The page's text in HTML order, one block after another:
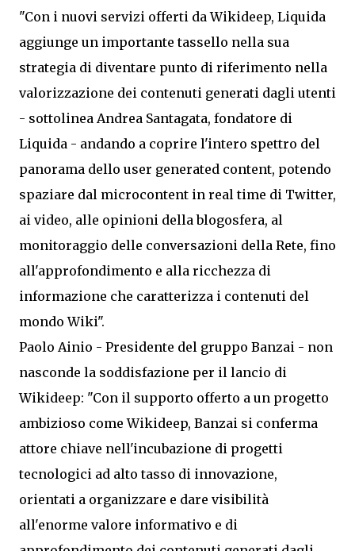
"Con i nuovi servizi offerti da Wikideep, Liquida
aggiunge un importante tassello nella sua
strategia di diventare punto di riferimento nella
valorizzazione dei contenuti generati dagli utenti
- sottolinea Andrea Santagata, fondatore di
Liquida - andando a coprire l'intero spettro del
panorama dello user generated content, potendo
spaziare dal microcontent in real time di Twitter,
ai video, alle opinioni della blogosfera, al
monitoraggio delle conversazioni della Rete, fino
all'approfondimento e alla ricchezza di
informazione che caratterizza i contenuti del
mondo Wiki".
Paolo Ainio - Presidente del gruppo Banzai - non
nasconde la soddisfazione per il lancio di
Wikideep: "Con il supporto offerto a un progetto
ambizioso come Wikideep, Banzai si conferma
attore chiave nell'incubazione di progetti
tecnologici ad alto tasso di innovazione,
orientati a organizzare e dare visibilità
all'enorme valore informativo e di